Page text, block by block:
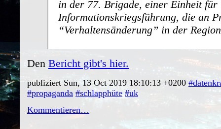
in der 77. Brigade, einer Einheit für
Informationskriegsführung, die an
“Verhaltensänderung” in der
Den Bericht gibt's hier.
publiziert Sun, 13 Oct 2019 18:10:13 +0200
#propaganda #schlapphüte #uk
Kommentieren…